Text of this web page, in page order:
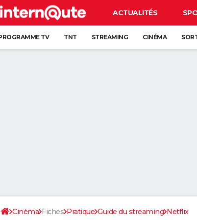
ACTUALITÉS
TV TNT STREAMING CINÉMA
Cinéma Fiches Pratique Guide du streaming Netflix